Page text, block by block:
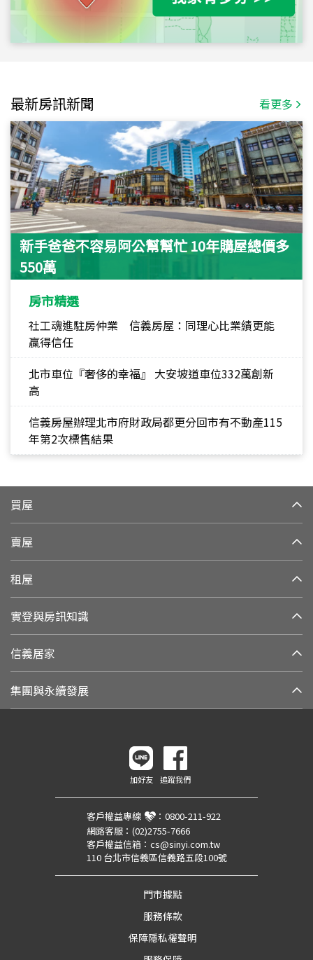
最新房訊新聞 看更多
新手爸爸不容易阿公幫幫忙 10年購屋總價多
550萬
房市精選
社工魂進駐房仲業 信義房屋：同理心比業績更能
贏得信任
北市車位『奢侈的幸福』 大安坡道車位332萬創新
高
信義房屋辦理北市府財政局都更分回市有不動產115
年第2次標售結果
買屋
賣屋
租屋
實登與房訊知識
信義居家
集團與永續發展
加好友 追蹤我們
客戶權益專線 ： 0800-211-922
網路客服： (02)2755-7666
客戶權益信箱： cs@sinyi.com.tw
110 台北市信義區信義路五段100號
門市據點
服務條款
保障隱私權聲明